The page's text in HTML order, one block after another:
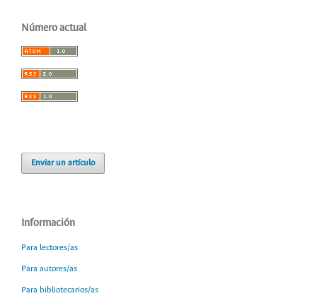
Número actual
Enviar un artículo
Información
Para lectores/as
Para autores/as
Para bibliotecarios/as